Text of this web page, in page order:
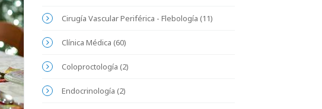
Cirugía Vascular Periférica - Flebología (11)
Clínica Médica (60)
Coloproctología (2)
Endocrinología (2)